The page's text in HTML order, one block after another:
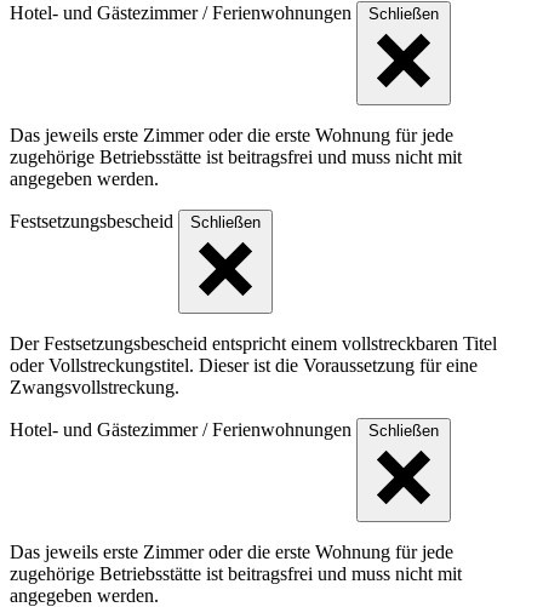
Hotel- und Gästezimmer / Ferienwohnungen Schließen
Das jeweils erste Zimmer oder die erste Wohnung für jede
zugehörige Betriebsstätte ist beitragsfrei und muss nicht mit
angegeben werden.
Festsetzungsbescheid Schließen
Der Festsetzungsbescheid entspricht einem vollstreckbaren Titel
oder Vollstreckungstitel. Dieser ist die Voraussetzung für eine
Zwangsvollstreckung.
Hotel- und Gästezimmer / Ferienwohnungen Schließen
Das jeweils erste Zimmer oder die erste Wohnung für jede
zugehörige Betriebsstätte ist beitragsfrei und muss nicht mit
angegeben werden.